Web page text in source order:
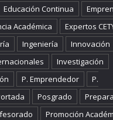
Educación Continua
Académica
Expertos
Ingeniería
Innovación
Investigación
P. Emprendedor
P.
Posgrado
Promoción